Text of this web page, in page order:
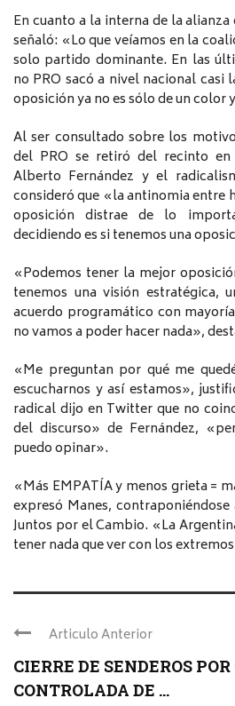
En cuanto a la interna de la
señaló: «Lo que veíamos en la
solo partido dominante. En las
no PRO sacó a nivel nacional
oposición ya no es sólo de un color
Al ser consultado sobre los
del PRO se retiró del recinto
Alberto Fernández y el
consideró que «la antinomia entre
oposición distrae de lo
decidiendo es si tenemos una
«Podemos tener la mejor
tenemos una visión estratégica,
acuerdo programático con
no vamos a poder hacer nada»,
«Me preguntan por qué me
escucharnos y así estamos»,
radical dijo en Twitter que no
del discurso» de Fernández,
puedo opinar».
«Más EMPATÍA y menos grieta =
expresó Manes, contraponiéndose
Juntos por el Cambio. «La
tener nada que ver con los
Articulo Anterior
CIERRE DE SENDEROS
CONTROLADA DE ...